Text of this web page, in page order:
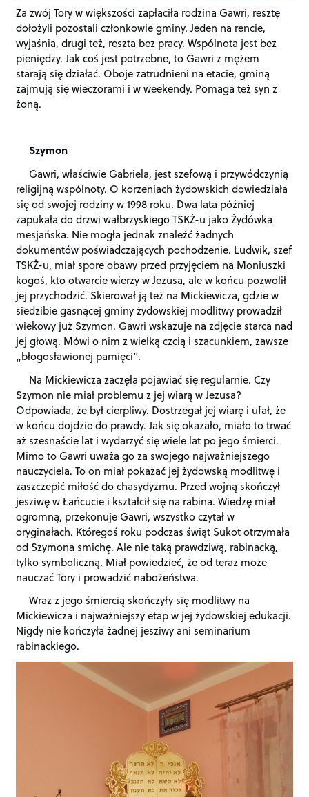
Za zwój Tory w większości zapłaciła rodzina Gawri, resztę
dołożyli pozostali członkowie gminy. Jeden na rencie,
wyjaśnia, drugi też, reszta bez pracy. Wspólnota jest bez
pieniędzy. Jak coś jest potrzebne, to Gawri z mężem
starają się działać. Oboje zatrudnieni na etacie, gminą
zajmują się wieczorami i w weekendy. Pomaga też syn z
żoną.
Szymon
Gawri, właściwie Gabriela, jest szefową i przywódczynią
religijną wspólnoty. O korzeniach żydowskich dowiedziała
się od swojej rodziny w 1998 roku. Dwa lata później
zapukała do drzwi wałbrzyskiego TSKŻ-u jako Żydówka
mesjańska. Nie mogła jednak znaleźć żadnych
dokumentów poświadczających pochodzenie. Ludwik, szef
TSKŻ-u, miał spore obawy przed przyjęciem na Moniuszki
kogoś, kto otwarcie wierzy w Jezusa, ale w końcu pozwolił
jej przychodzić. Skierował ją też na Mickiewicza, gdzie w
siedzibie gasnącej gminy żydowskiej modlitwy prowadził
wiekowy już Szymon. Gawri wskazuje na zdjęcie starca nad
jej głową. Mówi o nim z wielką czcią i szacunkiem, zawsze
„błogosławionej pamięci”.
Na Mickiewicza zaczęła pojawiać się regularnie. Czy
Szymon nie miał problemu z jej wiarą w Jezusa?
Odpowiada, że był cierpliwy. Dostrzegał jej wiarę i ufał, że
w końcu dojdzie do prawdy. Jak się okazało, miało to trwać
aż szesnaście lat i wydarzyć się wiele lat po jego śmierci.
Mimo to Gawri uważa go za swojego najważniejszego
nauczyciela. To on miał pokazać jej żydowską modlitwę i
zaszczepić miłość do chasydyzmu. Przed wojną skończył
jesziwę w Łańcucie i kształcił się na rabina. Wiedzę miał
ogromną, przekonuje Gawri, wszystko czytał w
oryginałach. Któregoś roku podczas świąt Sukot otrzymała
od Szymona smichę. Ale nie taką prawdziwą, rabinacką,
tylko symboliczną. Miał powiedzieć, że od teraz może
nauczać Tory i prowadzić nabożeństwa.
Wraz z jego śmiercią skończyły się modlitwy na
Mickiewicza i najważniejszy etap w jej żydowskiej edukacji.
Nigdy nie kończyła żadnej jesziwy ani seminarium
rabinackiego.